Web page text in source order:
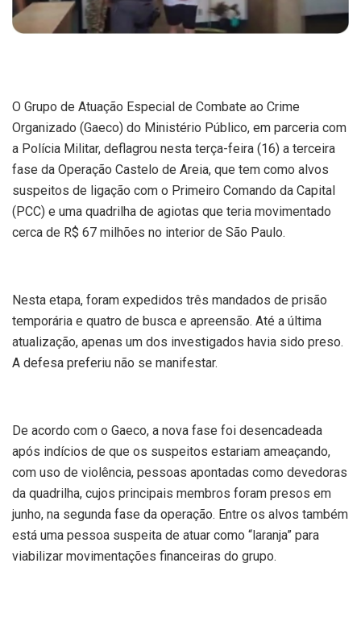
O Grupo de Atuação Especial de Combate ao Crime
Organizado (Gaeco) do Ministério Público, em parceria com
a Polícia Militar, deflagrou nesta terça-feira (16) a terceira
fase da Operação Castelo de Areia, que tem como alvos
suspeitos de ligação com o Primeiro Comando da Capital
(PCC) e uma quadrilha de agiotas que teria movimentado
cerca de R$ 67 milhões no interior de São Paulo.
Nesta etapa, foram expedidos três mandados de prisão
temporária e quatro de busca e apreensão. Até a última
atualização, apenas um dos investigados havia sido preso.
A defesa preferiu não se manifestar.
De acordo com o Gaeco, a nova fase foi desencadeada
após indícios de que os suspeitos estariam ameaçando,
com uso de violência, pessoas apontadas como devedoras
da quadrilha, cujos principais membros foram presos em
junho, na segunda fase da operação. Entre os alvos também
está uma pessoa suspeita de atuar como “laranja” para
viabilizar movimentações financeiras do grupo.